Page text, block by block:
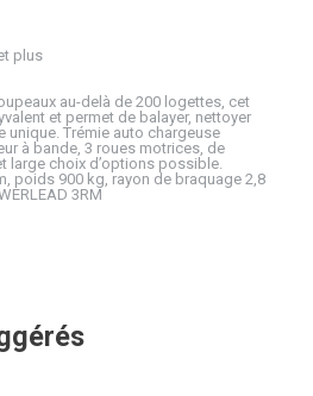
plus
au-delà de 200 logettes, cet
et permet de balayer, nettoyer
unique. Trémie auto chargeuse
à bande, 3 roues motrices, de
large choix d’options possible.
poids 900 kg, rayon de braquage 2,8
3RM